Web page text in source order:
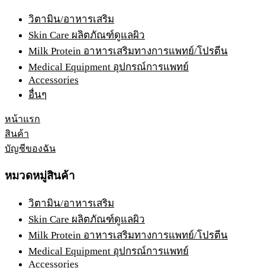
วิตามิน/อาหารเสริม
Skin Care ผลิตภัณฑ์ดูแลผิว
Milk Protein อาหารเสริมทางการแพทย์/โปรตีน
Medical Equipment อุปกรณ์การแพทย์
Accessories
อื่นๆ
หน้าแรก
สินค้า
บัญชีของฉัน
หมวดหมู่สินค้า
วิตามิน/อาหารเสริม
Skin Care ผลิตภัณฑ์ดูแลผิว
Milk Protein อาหารเสริมทางการแพทย์/โปรตีน
Medical Equipment อุปกรณ์การแพทย์
Accessories